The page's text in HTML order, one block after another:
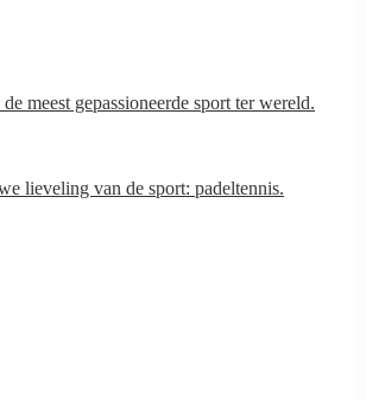
meest gepassioneerde sport ter wereld.
lieveling van de sport: padeltennis.